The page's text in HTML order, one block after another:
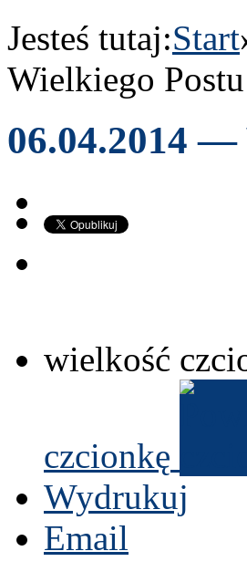
Jesteś tutaj:Start
Wielkiego Postu
06.04.2014 —
wielkość
czcionkę
Wydrukuj
Email